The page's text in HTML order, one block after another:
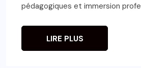
pédagogiques et immersion
LIRE PLUS